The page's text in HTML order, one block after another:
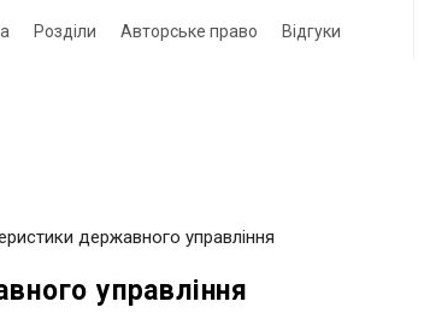
Розділи Авторське право Відгуки
державного управління
управління